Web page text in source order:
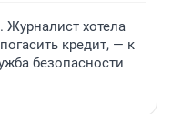
Журналист хотела
кредит, — к
безопасности